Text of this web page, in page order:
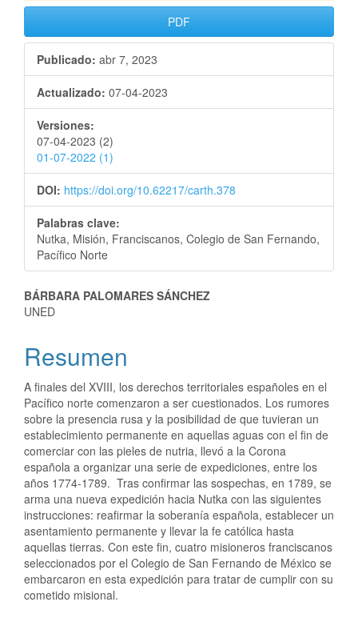
PDF
Publicado: abr 7, 2023
Actualizado: 07-04-2023
Versiones:
07-04-2023 (2)
01-07-2022 (1)
DOI: https://doi.org/10.62217/carth.378
Palabras clave:
Nutka, Misión, Franciscanos, Colegio de San Fernando,
Pacífico Norte
BÁRBARA PALOMARES SÁNCHEZ
UNED
Resumen
A finales del XVIII, los derechos territoriales españoles en el
Pacífico norte comenzaron a ser cuestionados. Los rumores
sobre la presencia rusa y la posibilidad de que tuvieran un
establecimiento permanente en aquellas aguas con el fin de
comerciar con las pieles de nutria, llevó a la Corona
española a organizar una serie de expediciones, entre los
años 1774-1789. Tras confirmar las sospechas, en 1789, se
arma una nueva expedición hacia Nutka con las siguientes
instrucciones: reafirmar la soberanía española, establecer un
asentamiento permanente y llevar la fe católica hasta
aquellas tierras. Con este fin, cuatro misioneros franciscanos
seleccionados por el Colegio de San Fernando de México se
embarcaron en esta expedición para tratar de cumplir con su
cometido misional.